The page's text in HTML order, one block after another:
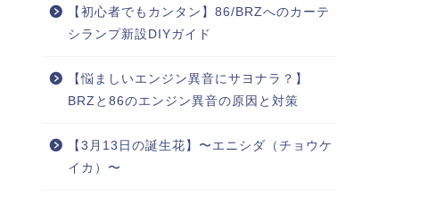
【初心者でもカンタン】86/BRZへのカーテ
シランプ新設DIYガイド
【悩ましいエンジン異音にサヨナラ？】
BRZと86のエンジン異音の原因と対策
【3月13日の誕生花】〜エニシダ（チョウケ
イカ）〜